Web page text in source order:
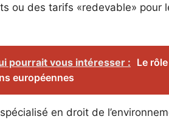
ou des tarifs «redevable» pour
pourrait vous intéresser : Le
européennes
en droit de